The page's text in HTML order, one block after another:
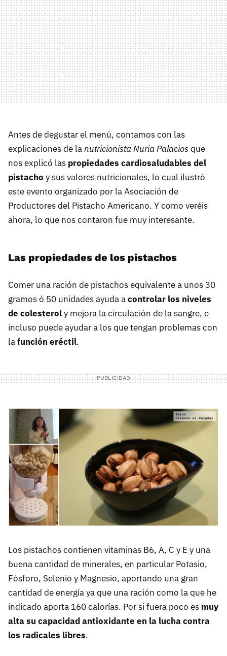
Antes de degustar el menú, contamos con las
explicaciones de lanutricionista Nuria Palaciosque
nos explicó las propiedades cardiosaludables del
pistacho y sus valores nutricionales, lo cual ilustró
este evento organizado por la Asociación de
Productores del Pistacho Americano. Y como veréis
ahora, lo que nos contaron fue muy interesante.
Las propiedades de los pistachos
Comer una ración de pistachos equivalente a unos 30
gramos ó 50 unidades ayuda acontrolar los niveles
de colesteroly mejora la circulación de la sangre, e
incluso puede ayudar a los que tengan problemas con
lafunción eréctil.
Los pistachos contienen vitaminas B6, A, C y E y una
buena cantidad de minerales, en particular Potasio,
Fósforo, Selenio y Magnesio, aportando una gran
cantidad de energía ya que una ración como la que he
indicado aporta 160 calorías. Por si fuera poco es muy
alta su capacidad antioxidante en la lucha contra
los radicales libres.